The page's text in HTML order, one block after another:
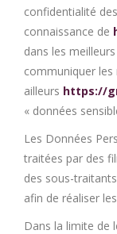
confidentialité
connaissance de
dans les
communiquer
ailleurs https://
« données
Les Données
traitées par des
des sous-
afin de réaliser
Dans la limite de